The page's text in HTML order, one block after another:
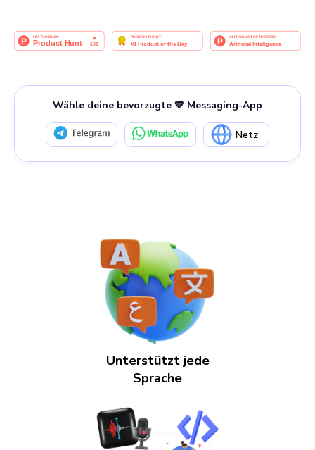
Wähle deine bevorzugte 💙 Messaging-App
Netz
Unterstützt jede
Sprache